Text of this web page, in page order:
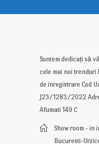
Suntem dedicați să
cele mai noi trenduri
de inregistrare Cod
J23/1283/2022
Afumati 149 C
Show room - in
Bucuresti-